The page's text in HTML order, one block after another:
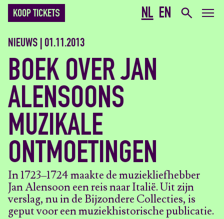
NL EN
KOOP TICKETS
NIEUWS | 01.11.2013
BOEK OVER JAN
ALENSOONS
MUZIKALE
ONTMOETINGEN
In 1723–1724 maakte de muziekliefhebber
Jan Alensoon een reis naar Italië. Uit zijn
verslag, nu in de Bijzondere Collecties, is
geput voor een muziekhistorische publicatie.